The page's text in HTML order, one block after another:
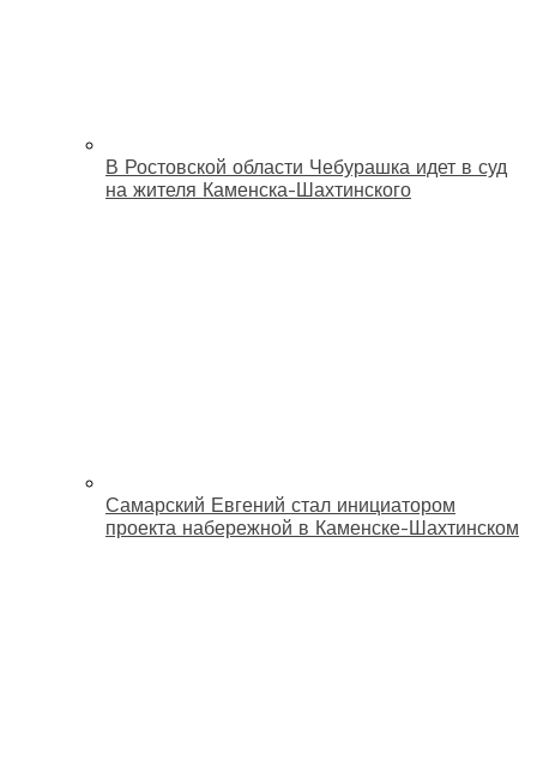
В Ростовской области Чебурашка идет в суд
на жителя Каменска-Шахтинского
Самарский Евгений стал инициатором
проекта набережной в Каменске-Шахтинском